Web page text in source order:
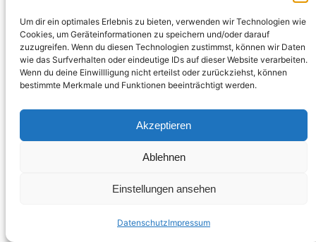
Um dir ein optimales Erlebnis zu bieten, verwenden wir Technologien wie
Cookies, um Geräteinformationen zu speichern und/oder darauf
zuzugreifen. Wenn du diesen Technologien zustimmst, können wir Daten
wie das Surfverhalten oder eindeutige IDs auf dieser Website verarbeiten.
Wenn du deine Einwillligung nicht erteilst oder zurückziehst, können
bestimmte Merkmale und Funktionen beeinträchtigt werden.
Akzeptieren
Ablehnen
Einstellungen ansehen
DatenschutzImpressum
die Verarbeitungszwecke
die Kategorien personenbezogener
Daten, die verarbeitet werden
die Empfänger oder Kategorien von
Empfängern, gegenüber denen die
personenbezogenen Daten
bei Empfängern in Drittländern oder
falls möglich die geplante Dauer, für